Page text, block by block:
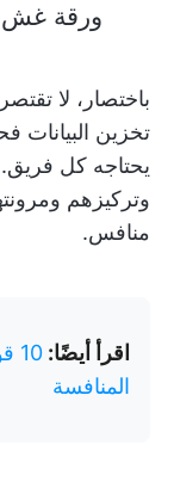
ورقة غش
باختصار، لا
تخزين البيانات
يحتاجه كل
وتركيزهم
منافس.
اقرأ أيضًا:
المنافسة